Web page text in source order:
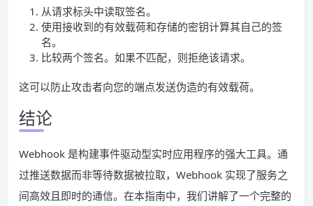
从请求标头中读取签名。
使用接收到的有效载荷和存储的密钥计算其自己的签
名。
比较两个签名。如果不匹配，则拒绝该请求。
这可以防止攻击者向您的端点发送伪造的有效载荷。
结论
Webhook 是构建事件驱动型实时应用程序的强大工具。通
过推送数据而非等待数据被拉取，Webhook 实现了服务之
间高效且即时的通信。在本指南中，我们讲解了一个完整的